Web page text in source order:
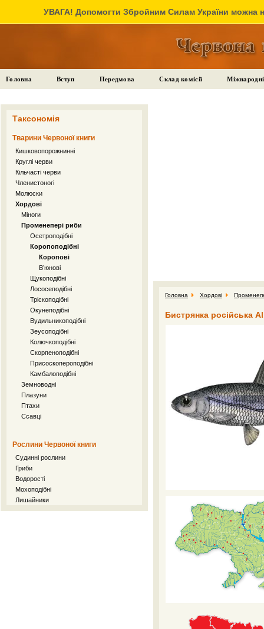
УВАГА! Допомогти Збройним Силам України можна
Головна Вступ Передмова Склад комісії
Таксономія
Тварини Червоної книги
Кишковопорожнинні
Круглі черви
Кільчасті черви
Членистоногі
Молюски
Хордові
Міноги
Променепері риби
Осетроподібні
Коропоподібні
Коропові
В’юнові
Щукоподібні
Лососеподібні
Тріскоподібні
Окунеподібні
Вудильникоподібні
Зеусоподібні
Колючкоподібні
Скорпеноподібні
Присоскопероподібні
Камбалоподібні
Земноводні
Плазуни
Птахи
Ссавці
Рослини Червоної книги
Судинні рослини
Гриби
Водорості
Мохоподібні
Лишайники
Головна Хордові
Бистрянка російська